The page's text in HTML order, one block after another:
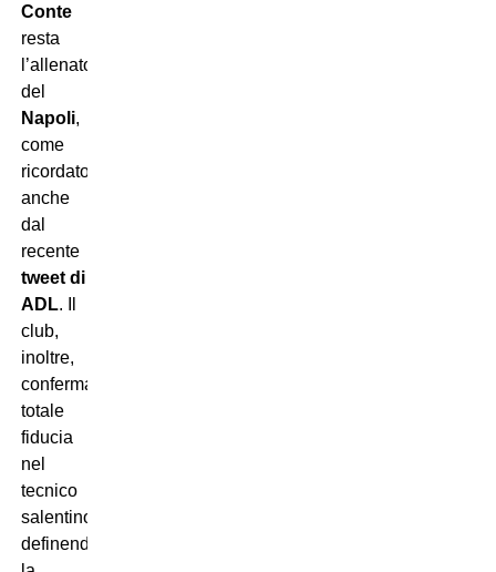
Conte
resta
l’allenatore
del
Napoli,
come
ricordato
anche
dal
recente
tweet di
ADL. Il
club,
inoltre,
conferma
totale
fiducia
nel
tecnico
salentino,
definendone